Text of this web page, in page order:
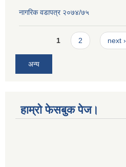
नागरिक वडापत्र २०७४/७५
Pages1 2 next ›
अन्य
हाम्रो फेसबुक पेज।